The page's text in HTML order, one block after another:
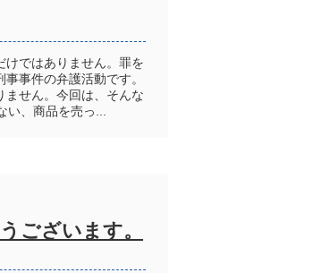
けではありません。罪を
事件の弁護活動です。
ません。今回は、そんな
い、商品を売っ...
ございます。